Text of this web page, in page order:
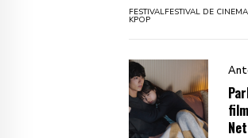
FESTIVALFESTIVAL DE
KPOP